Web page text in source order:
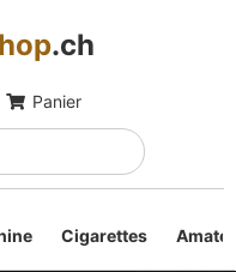
.ch
Panier
Cigarettes